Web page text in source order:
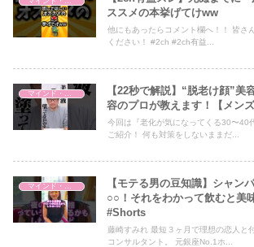
ススメの本挙げてけww
他にもあったらコメント欄へ！！ 皆さ
ください！ #2ch #2ch有益...
マインド・哲学
【22秒で解説】“脱老け顔”美
容のプロが教えます！【メン
今回は『老化が気になってくる30〜40
ご紹介！ 何も対策をしないままだ...
【モテる男の豆知識】シャン
○○！それをわかって飲むと美
#Shorts
藤崎すみれ 最短３ヶ月で理想の恋人と
コンサルタント。 元銀座No.1ホ...